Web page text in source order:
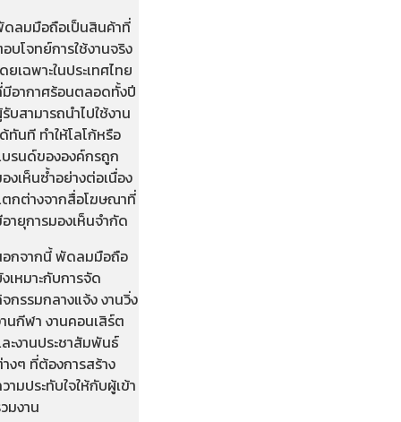
ลมมือถือเป็นสินค้าที่
บโจทย์การใช้งานจริง
ยเฉพาะในประเทศไทย
อากาศร้อนตลอดทั้งปี
บสามารถนำไปใช้งาน
ทันที ทำให้โลโก้หรือ
รนด์ขององค์กรถูก
งเห็นซ้ำอย่างต่อเนื่อง
กต่างจากสื่อโฆษณาที่
ายุการมองเห็นจำกัด
กจากนี้ พัดลมมือถือ
เหมาะกับการจัด
กรรมกลางแจ้ง งานวิ่ง
นกีฬา งานคอนเสิร์ต
ะงานประชาสัมพันธ์
งๆ ที่ต้องการสร้าง
ามประทับใจให้กับผู้เข้า
มงาน